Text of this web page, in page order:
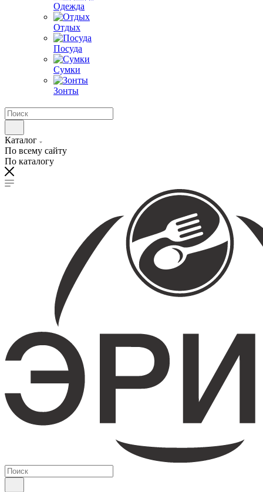
Одежда
Отдых
Посуда
Сумки
Зонты
Каталог
По всему сайту
По каталогу